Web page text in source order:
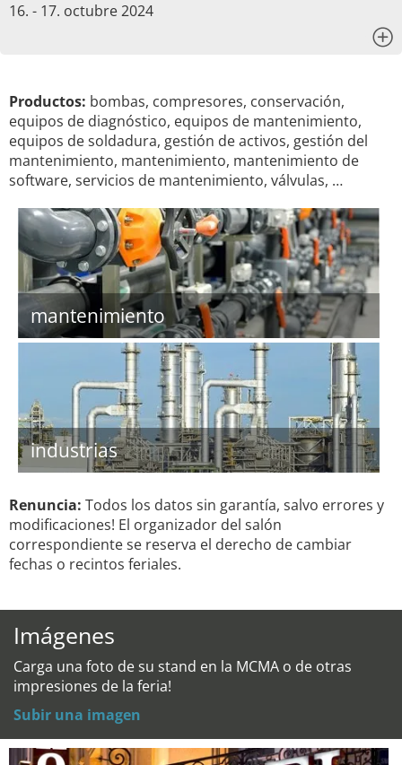
16. - 17. octubre 2024
Productos: bombas, compresores, conservación,
equipos de diagnóstico, equipos de mantenimiento,
equipos de soldadura, gestión de activos, gestión del
mantenimiento, mantenimiento, mantenimiento de
software, servicios de mantenimiento, válvulas, …
mantenimiento
industrias
Renuncia: Todos los datos sin garantía, salvo errores y
modificaciones! El organizador del salón
correspondiente se reserva el derecho de cambiar
fechas o recintos feriales.
Imágenes
Carga una foto de su stand en la MCMA o de otras
impresiones de la feria!
Subir una imagen